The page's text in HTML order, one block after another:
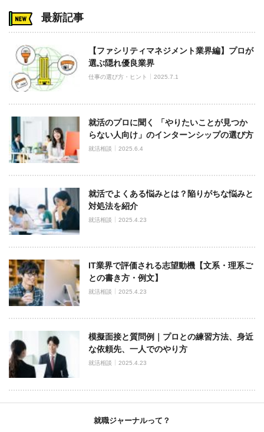
最新記事
【ファシリティマネジメント業界編】プロが
選ぶ隠れ優良業界
仕事の選び方・ヒント 2025.7.1
就活のプロに聞く 「やりたいことが見つか
らない人向け」のインターンシップの選び方
就活相談 2025.6.4
就活でよくある悩みとは？陥りがちな悩みと
対処法を紹介
就活相談 2025.4.23
IT業界で評価される志望動機【文系・理系ご
との書き方・例文】
就活相談 2025.4.23
模擬面接と質問例｜プロとの練習方法、身近
な依頼先、一人でのやり方
就活相談 2025.4.23
就職ジャーナルって？